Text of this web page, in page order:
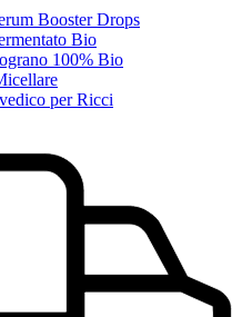
Booster Drops
Bio
100% Bio
per Ricci